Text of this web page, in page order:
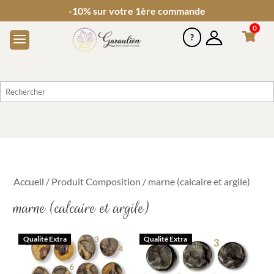
-10% sur votre 1ère commande
0
Accueil / Produit Composition / marne (calcaire et argile)
marne (calcaire et argile)
Qualité Extra Qualité Extra